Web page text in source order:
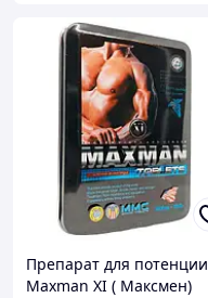
Препарат для потенции
Maxman XI ( Максмен)